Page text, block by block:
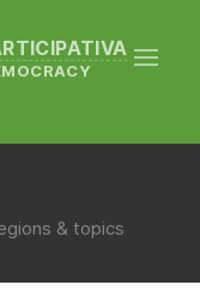
& topics